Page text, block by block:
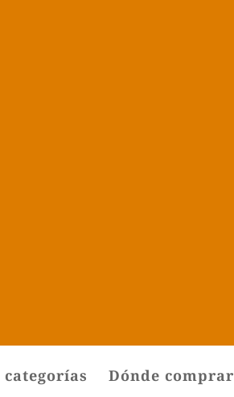
categorías
Dónde comprar